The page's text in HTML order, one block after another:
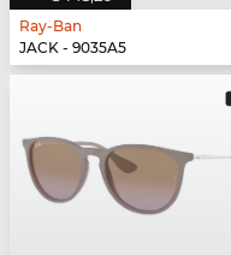
Ray-Ban
JACK - 9035A5